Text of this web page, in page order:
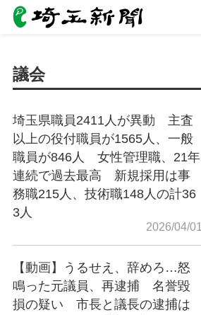
議会
埼玉県職員2411人が異動 主査
以上の役付職員が1565人、一般
職員が846人 女性管理職、21年
連続で過去最高 新規採用は事
務職215人、技術職148人の計36
3人
2026/04/01
【動画】うるせえ、辞めろ…怒
鳴った元議員、再逮捕 名誉毀
損の疑い 市長と議長の逮捕は